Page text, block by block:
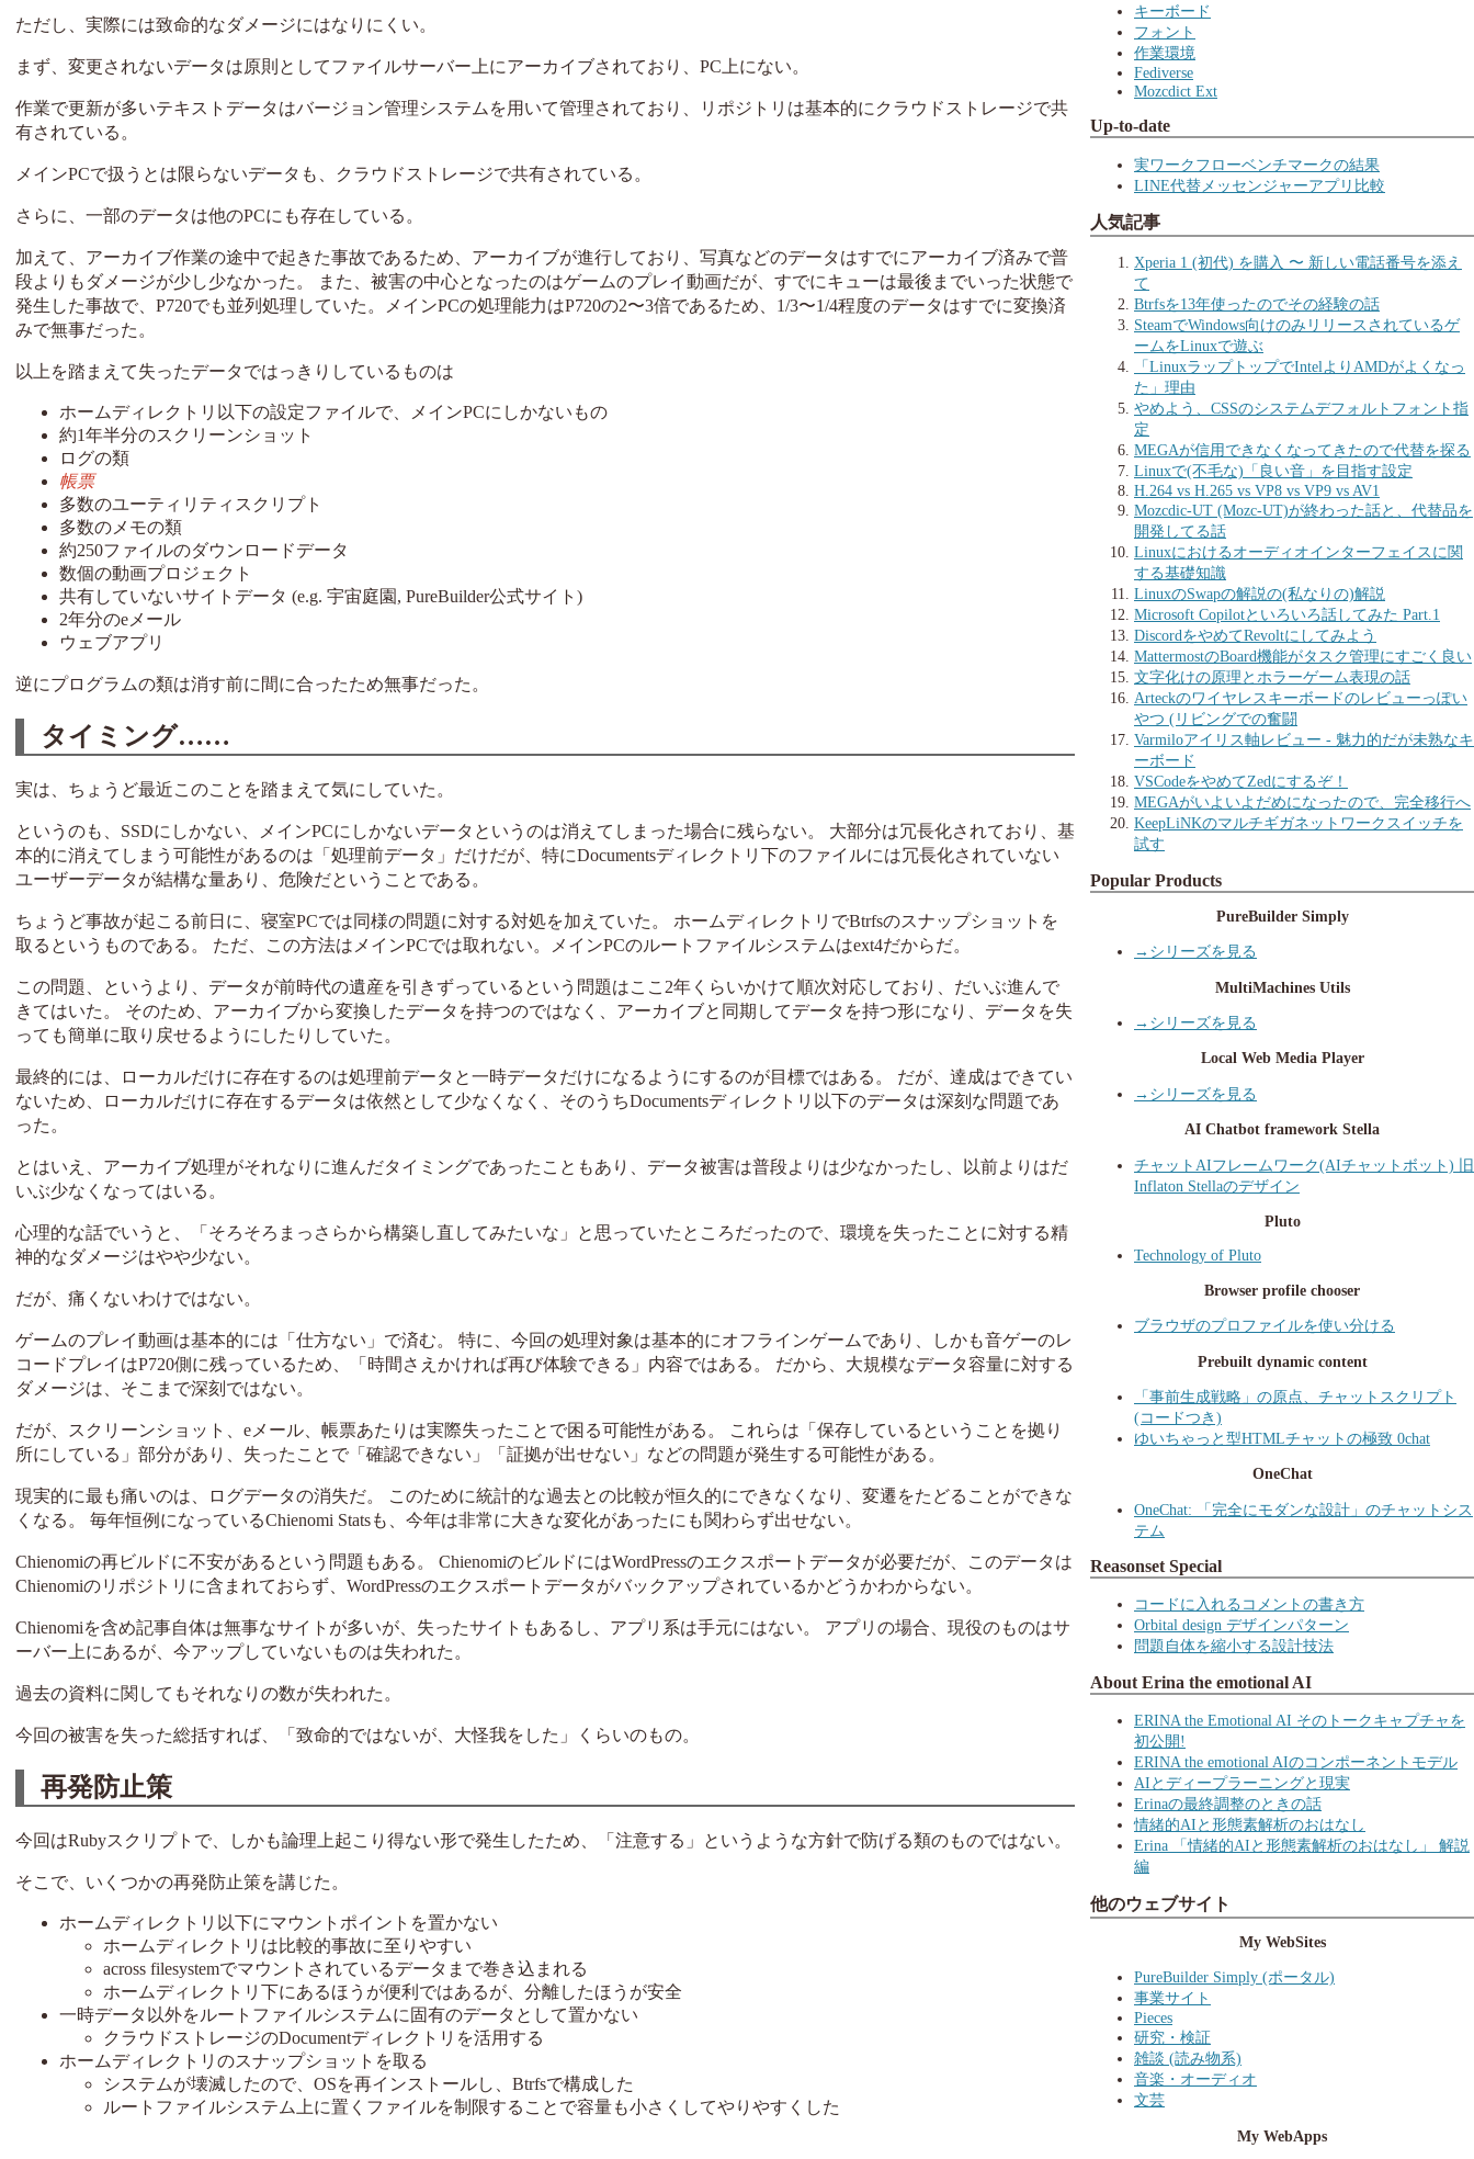
ただし、実際には致命的なダメージにはなりにくい。
まず、変更されないデータは原則としてファイルサーバー上にアーカイブされており、PC上にない。
作業で更新が多いテキストデータはバージョン管理システムを用いて管理されており、リポジトリは基本的にクラウドストレージで共
有されている。
メインPCで扱うとは限らないデータも、クラウドストレージで共有されている。
さらに、一部のデータは他のPCにも存在している。
加えて、アーカイブ作業の途中で起きた事故であるため、アーカイブが進行しており、写真などのデータはすでにアーカイブ済みで普
段よりもダメージが少し少なかった。 また、被害の中心となったのはゲームのプレイ動画だが、すでにキューは最後までいった状態で
発生した事故で、P720でも並列処理していた。メインPCの処理能力はP720の2〜3倍であるため、1/3〜1/4程度のデータはすでに変換済
みで無事だった。
以上を踏まえて失ったデータではっきりしているものは
ホームディレクトリ以下の設定ファイルで、メインPCにしかないもの
約1年半分のスクリーンショット
ログの類
帳票
多数のユーティリティスクリプト
多数のメモの類
約250ファイルのダウンロードデータ
数個の動画プロジェクト
共有していないサイトデータ (e.g. 宇宙庭園, PureBuilder公式サイト)
2年分のeメール
ウェブアプリ
逆にプログラムの類は消す前に間に合ったため無事だった。
タイミング……
実は、ちょうど最近このことを踏まえて気にしていた。
というのも、SSDにしかない、メインPCにしかないデータというのは消えてしまった場合に残らない。 大部分は冗長化されており、基
本的に消えてしまう可能性があるのは「処理前データ」だけだが、特にDocumentsディレクトリ下のファイルには冗長化されていない
ユーザーデータが結構な量あり、危険だということである。
ちょうど事故が起こる前日に、寝室PCでは同様の問題に対する対処を加えていた。 ホームディレクトリでBtrfsのスナップショットを
取るというものである。 ただ、この方法はメインPCでは取れない。メインPCのルートファイルシステムはext4だからだ。
この問題、というより、データが前時代の遺産を引きずっているという問題はここ2年くらいかけて順次対応しており、だいぶ進んで
きてはいた。 そのため、アーカイブから変換したデータを持つのではなく、アーカイブと同期してデータを持つ形になり、データを失
っても簡単に取り戻せるようにしたりしていた。
最終的には、ローカルだけに存在するのは処理前データと一時データだけになるようにするのが目標ではある。 だが、達成はできてい
ないため、ローカルだけに存在するデータは依然として少なくなく、そのうちDocumentsディレクトリ以下のデータは深刻な問題であ
った。
とはいえ、アーカイブ処理がそれなりに進んだタイミングであったこともあり、データ被害は普段よりは少なかったし、以前よりはだ
いぶ少なくなってはいる。
心理的な話でいうと、「そろそろまっさらから構築し直してみたいな」と思っていたところだったので、環境を失ったことに対する精
神的なダメージはやや少ない。
だが、痛くないわけではない。
ゲームのプレイ動画は基本的には「仕方ない」で済む。 特に、今回の処理対象は基本的にオフラインゲームであり、しかも音ゲーのレ
コードプレイはP720側に残っているため、「時間さえかければ再び体験できる」内容ではある。 だから、大規模なデータ容量に対する
ダメージは、そこまで深刻ではない。
だが、スクリーンショット、eメール、帳票あたりは実際失ったことで困る可能性がある。 これらは「保存しているということを拠り
所にしている」部分があり、失ったことで「確認できない」「証拠が出せない」などの問題が発生する可能性がある。
現実的に最も痛いのは、ログデータの消失だ。 このために統計的な過去との比較が恒久的にできなくなり、変遷をたどることができな
くなる。 毎年恒例になっているChienomi Statsも、今年は非常に大きな変化があったにも関わらず出せない。
Chienomiの再ビルドに不安があるという問題もある。 ChienomiのビルドにはWordPressのエクスポートデータが必要だが、このデータは
Chienomiのリポジトリに含まれておらず、WordPressのエクスポートデータがバックアップされているかどうかわからない。
Chienomiを含め記事自体は無事なサイトが多いが、失ったサイトもあるし、アプリ系は手元にはない。 アプリの場合、現役のものはサ
ーバー上にあるが、今アップしていないものは失われた。
過去の資料に関してもそれなりの数が失われた。
今回の被害を失った総括すれば、「致命的ではないが、大怪我をした」くらいのもの。
再発防止策
今回はRubyスクリプトで、しかも論理上起こり得ない形で発生したため、「注意する」というような方針で防げる類のものではない。
そこで、いくつかの再発防止策を講じた。
ホームディレクトリ以下にマウントポイントを置かない
ホームディレクトリは比較的事故に至りやすい
across filesystemでマウントされているデータまで巻き込まれる
ホームディレクトリ下にあるほうが便利ではあるが、分離したほうが安全
一時データ以外をルートファイルシステムに固有のデータとして置かない
クラウドストレージのDocumentディレクトリを活用する
ホームディレクトリのスナップショットを取る
システムが壊滅したので、OSを再インストールし、Btrfsで構成した
ルートファイルシステム上に置くファイルを制限することで容量も小さくしてやりやすくした
キーボード
フォント
作業環境
Fediverse
Mozcdict Ext
Up-to-date
実ワークフローベンチマークの結果
LINE代替メッセンジャーアプリ比較
人気記事
Xperia 1 (初代) を購入 〜 新しい電話番号を添え
て
Btrfsを13年使ったのでその経験の話
SteamでWindows向けのみリリースされているゲ
ームをLinuxで遊ぶ
「LinuxラップトップでIntelよりAMDがよくなっ
た」理由
やめよう、CSSのシステムデフォルトフォント指
定
MEGAが信用できなくなってきたので代替を探る
Linuxで(不毛な)「良い音」を目指す設定
H.264 vs H.265 vs VP8 vs VP9 vs AV1
Mozcdic-UT (Mozc-UT)が終わった話と、代替品を
開発してる話
Linuxにおけるオーディオインターフェイスに関
する基礎知識
LinuxのSwapの解説の(私なりの)解説
Microsoft Copilotといろいろ話してみた Part.1
DiscordをやめてRevoltにしてみよう
MattermostのBoard機能がタスク管理にすごく良い
文字化けの原理とホラーゲーム表現の話
Arteckのワイヤレスキーボードのレビューっぽい
やつ (リビングでの奮闘
Varmiloアイリス軸レビュー - 魅力的だが未熟なキ
ーボード
VSCodeをやめてZedにするぞ！
MEGAがいよいよだめになったので、完全移行へ
KeepLiNKのマルチギガネットワークスイッチを
試す
Popular Products
PureBuilder Simply
→シリーズを見る
MultiMachines Utils
→シリーズを見る
Local Web Media Player
→シリーズを見る
AI Chatbot framework Stella
チャットAIフレームワーク(AIチャットボット) 旧
Inflaton Stellaのデザイン
Pluto
Technology of Pluto
Browser profile chooser
ブラウザのプロファイルを使い分ける
Prebuilt dynamic content
「事前生成戦略」の原点、チャットスクリプト
(コードつき)
ゆいちゃっと型HTMLチャットの極致 0chat
OneChat
OneChat: 「完全にモダンな設計」のチャットシス
テム
Reasonset Special
コードに入れるコメントの書き方
Orbital design デザインパターン
問題自体を縮小する設計技法
About Erina the emotional AI
ERINA the Emotional AI そのトークキャプチャを
初公開!
ERINA the emotional AIのコンポーネントモデル
AIとディープラーニングと現実
Erinaの最終調整のときの話
情緒的AIと形態素解析のおはなし
Erina 「情緒的AIと形態素解析のおはなし」 解説
編
他のウェブサイト
My WebSites
PureBuilder Simply (ポータル)
事業サイト
Pieces
研究・検証
雑談 (読み物系)
音楽・オーディオ
文芸
My WebApps